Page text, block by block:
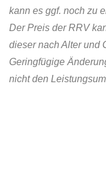
kann es ggf. noch zu
Der Preis der RRV
dieser nach Alter und
Geringfügige
nicht den